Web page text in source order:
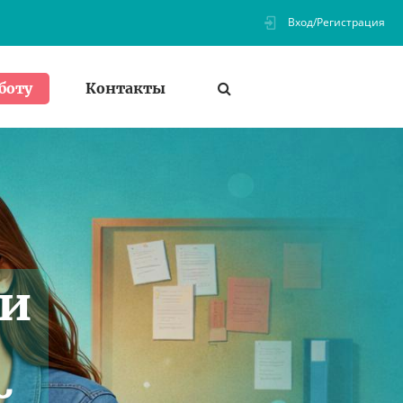
Вход/Регистрация
Контакты